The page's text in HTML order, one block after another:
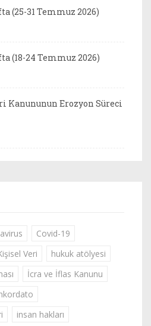
(25-31 Temmuz 2026)
(18-24 Temmuz 2026)
Kanununun Erozyon Süreci
Covid-19
Veri
hukuk atölyesi
İcra ve İflas Kanunu
insan hakları